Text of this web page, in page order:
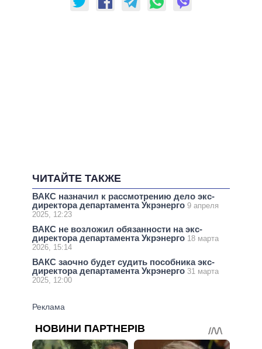
ЧИТАЙТЕ ТАКЖЕ
ВАКС назначил к рассмотрению дело экс-
директора департамента Укрэнерго 9 апреля
2025, 12:23
ВАКС не возложил обязанности на экс-
директора департамента Укрэнерго 18 марта
2026, 15:14
ВАКС заочно будет судить пособника экс-
директора департамента Укрэнерго 31 марта
2025, 12:00